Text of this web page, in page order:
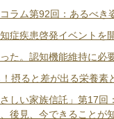
ラム第92回：あるべき
症疾患啓発イベントを
た。認知機能維持に必
摂ると差が出る栄養素
しい家族信託」第17
後見、今できることが